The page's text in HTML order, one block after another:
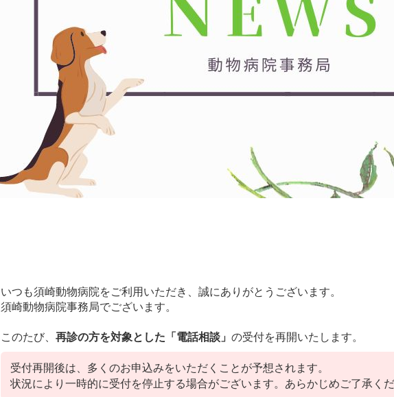
いつも須崎動物病院をご利用いただき、誠にありがとうございます。
須崎動物病院事務局でございます。
このたび、 再診の方を対象とした「電話相談」 の受付を再開いたします。
受付再開後は、多くのお申込みをいただくことが予想されます。
状況により一時的に受付を停止する場合がございます。あらかじめご了承くだ